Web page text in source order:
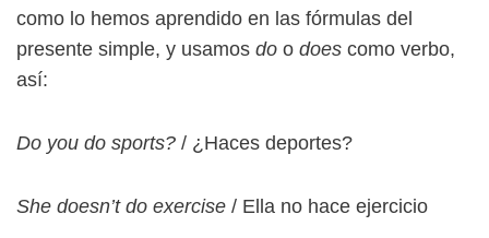
como lo hemos aprendido en las fórmulas del
presente simple, y usamos do o does como verbo,
así:
Do you do sports? / ¿Haces deportes?
She doesn’t do exercise / Ella no hace ejercicio